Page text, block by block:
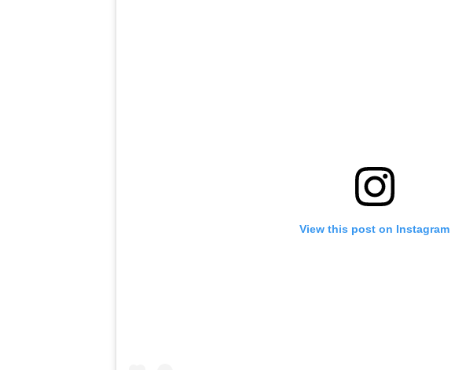
View this post on Instagram